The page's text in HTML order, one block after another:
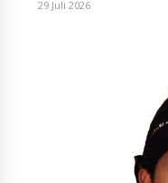
29 Juli 2026